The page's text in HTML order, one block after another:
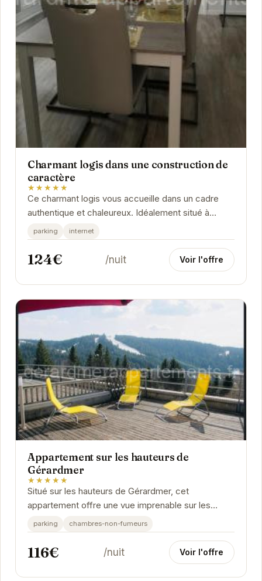
Charmant logis dans une construction de
caractère
★★★★★
Ce charmant logis vous accueille dans un cadre
authentique et chaleureux. Idéalement situé à
Gérardmer, il offre un accès facile aux attractions...
parking internet
124€ /nuit Voir l'offre
Appartement sur les hauteurs de
Gérardmer
★★★★★
Situé sur les hauteurs de Gérardmer, cet
appartement offre une vue imprenable sur les
montagnes environnantes. Il dispose d'un parking
privé et de...
parking chambres-non-fumeurs
116€ /nuit Voir l'offre